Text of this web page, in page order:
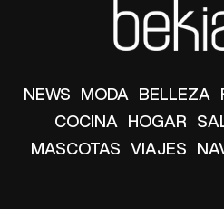
NEWS MODA BELLEZA
COCINA HOGAR
MASCOTAS VIAJES